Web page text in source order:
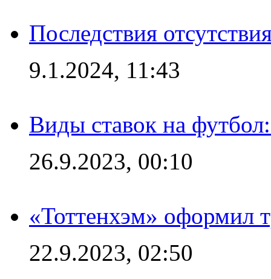
Последствия
9.1.2024, 11:43
Виды ставок на
26.9.2023, 00:10
«Тоттенхэм» оформил
22.9.2023, 02:50